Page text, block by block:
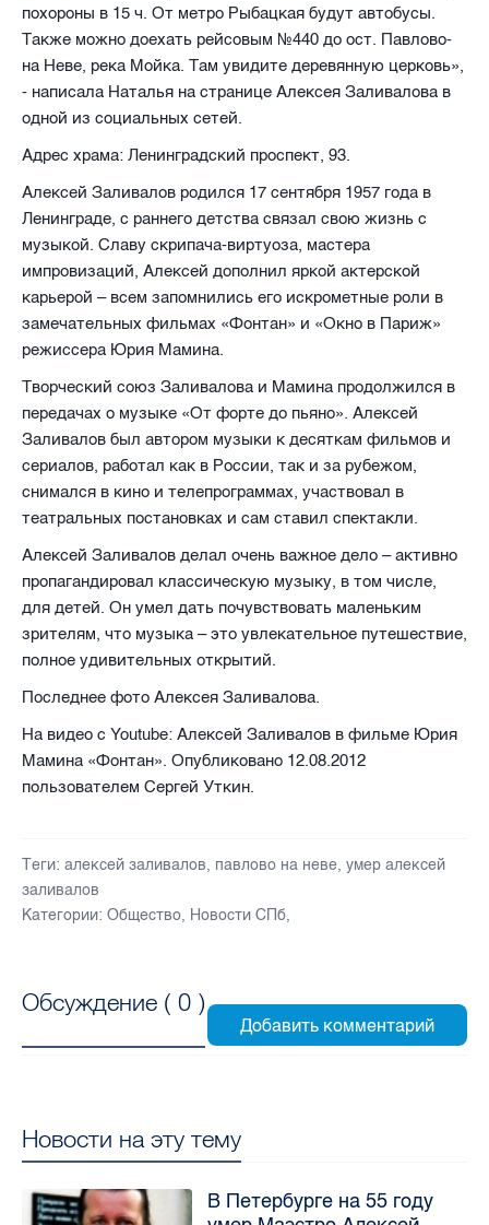
похороны в 15 ч. От метро Рыбацкая будут автобусы.
Также можно доехать рейсовым №440 до ост. Павлово-
на Неве, река Мойка. Там увидите деревянную церковь»,
- написала Наталья на странице Алексея Заливалова в
одной из социальных сетей.
Адрес храма: Ленинградский проспект, 93.
Алексей Заливалов родился 17 сентября 1957 года в
Ленинграде, с раннего детства связал свою жизнь с
музыкой. Славу скрипача-виртуоза, мастера
импровизаций, Алексей дополнил яркой актерской
карьерой – всем запомнились его искрометные роли в
замечательных фильмах «Фонтан» и «Окно в Париж»
режиссера Юрия Мамина.
Творческий союз Заливалова и Мамина продолжился в
передачах о музыке «От форте до пьяно». Алексей
Заливалов был автором музыки к десяткам фильмов и
сериалов, работал как в России, так и за рубежом,
снимался в кино и телепрограммах, участвовал в
театральных постановках и сам ставил спектакли.
Алексей Заливалов делал очень важное дело – активно
пропагандировал классическую музыку, в том числе,
для детей. Он умел дать почувствовать маленьким
зрителям, что музыка – это увлекательное путешествие,
полное удивительных открытий.
Последнее фото Алексея Заливалова.
На видео с Youtube: Алексей Заливалов в фильме Юрия
Мамина «Фонтан». Опубликовано 12.08.2012
пользователем Сергей Уткин.
Теги: алексей заливалов, павлово на неве, умер алексей
заливалов
Категории: Общество, Новости СПб,
Обсуждение ( 0 )
Новости на эту тему
В Петербурге на 55 году